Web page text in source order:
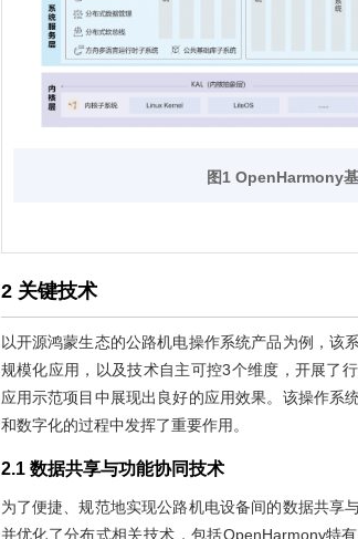
图1 OpenHarmony
2 关键技术
以开源鸿蒙生态的公路机电操作系统产品为例，该
规模化应用，以及技术自主可控3个维度，开展了
应用示范项目中展现出良好的应用效果。该操作系
和数字化的过程中发挥了重要作用。
2.1 数据共享与功能协同技术
为了便捷、规范地实现公路机电设备间的数据共享
并优化了分布式相关技术，包括OpenHarmony特